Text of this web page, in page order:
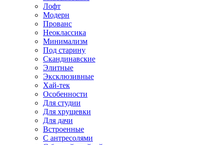
Лофт
Модерн
Прованс
Неоклассика
Минимализм
Под старину
Скандинавские
Элитные
Эксклюзивные
Хай-тек
Особенности
Для студии
Для хрущевки
Для дачи
Встроенные
С антресолями